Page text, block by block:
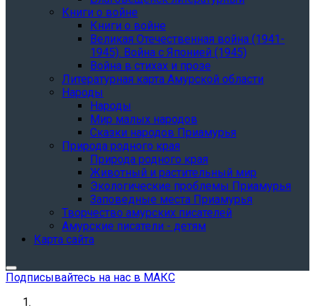
Книги о войне
Книги о войне
Великая Отечественная война (1941-
1945). Война с Японией (1945)
Война в стихах и прозе
Литературная карта Амурской области
Народы
Народы
Мир малых народов
Сказки народов Приамурья
Природа родного края
Природа родного края
Животный и растительный мир
Экологические проблемы Приамурья
Заповедные места Приамурья
Творчество амурских писателей
Амурские писатели - детям
Карта сайта
Подписывайтесь на нас в МАКС